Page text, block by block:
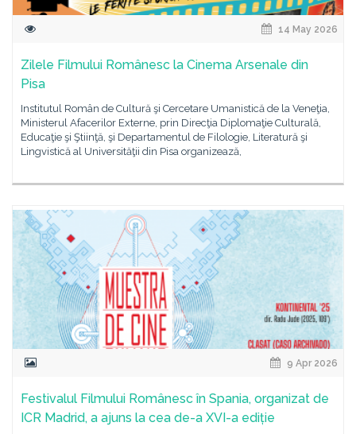
14 May 2026
Zilele Filmului Românesc la Cinema Arsenale din
Pisa
Institutul Român de Cultură şi Cercetare Umanistică de la Veneţia,
Ministerul Afacerilor Externe, prin Direcţia Diplomaţie Culturală,
Educaţie şi Ştiinţă, şi Departamentul de Filologie, Literatură şi
Lingvistică al Universităţii din Pisa organizează,
9 Apr 2026
Festivalul Filmului Românesc în Spania, organizat de
ICR Madrid, a ajuns la cea de-a XVI-a ediție